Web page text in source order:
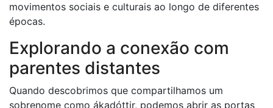
movimentos sociais e culturais ao longo de diferentes
épocas.
Explorando a conexão com
parentes distantes
Quando descobrimos que compartilhamos um
sobrenome como ákadóttir, podemos abrir as portas